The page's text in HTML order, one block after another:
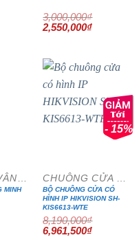
3,000,000₫
Giá
gốc
2,550,000₫Giá
MINH
- 15%
BỘ CHUÔNG CỬA CÓ
HÌNH IP HIKVISION SH-
KIS6613-WTE
8,190,000₫
Giá
gốc
6,961,500₫Giá